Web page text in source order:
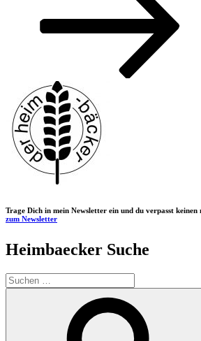
Trage Dich in mein Newsletter ein und du verpasst
zum Newsletter
Heimbaecker Suche
Suchen
nach: